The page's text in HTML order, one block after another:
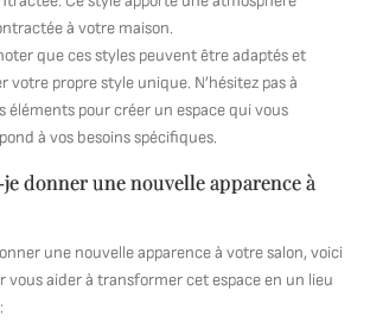
à votre maison.
que ces styles peuvent être adaptés et
votre propre style unique. N’hésitez pas à
pour créer un espace qui vous
à vos besoins spécifiques.
donner une nouvelle apparence à
une nouvelle apparence à votre salon, voici
vous aider à transformer cet espace en un lieu